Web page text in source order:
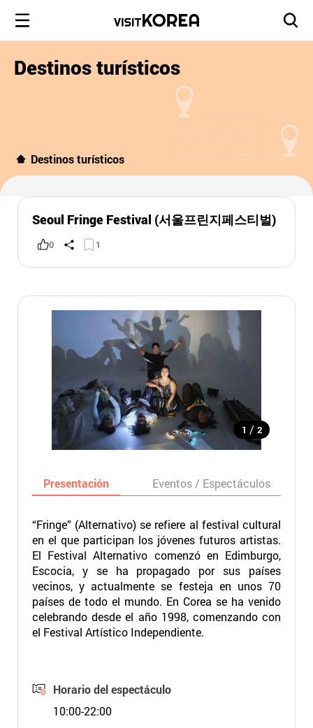
Destinos turísticos
Destinos turísticos
Seoul Fringe Festival (서울프린지페스티벌)
0 1
1 / 2
Presentación Eventos / Espectáculos
“Fringe” (Alternativo) se refiere al festival cultural
en el que participan los jóvenes futuros artistas.
El Festival Alternativo comenzó en Edimburgo,
Escocia, y se ha propagado por sus países
vecinos, y actualmente se festeja en unos 70
países de todo el mundo. En Corea se ha venido
celebrando desde el año 1998, comenzando con
el Festival Artístico Independiente.
Horario del espectáculo
10:00-22:00